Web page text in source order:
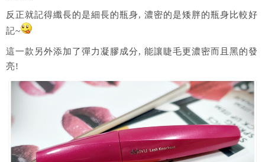
反正就記得纖長的是細長的瓶身, 濃密的是矮胖的瓶身比較好
記~
這一款另外添加了彈力凝膠成分, 能讓睫毛更濃密而且黑的發
亮!